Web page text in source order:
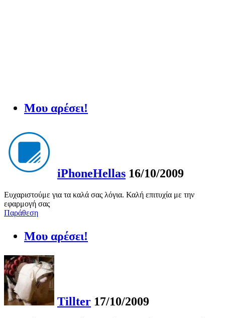
Μου αρέσει!
iPhoneHellas 16/10/2009
Ευχαριστούμε για τα καλά σας λόγια. Καλή επιτυχία με την
εφαρμογή σας
Παράθεση
Μου αρέσει!
Tillter 17/10/2009